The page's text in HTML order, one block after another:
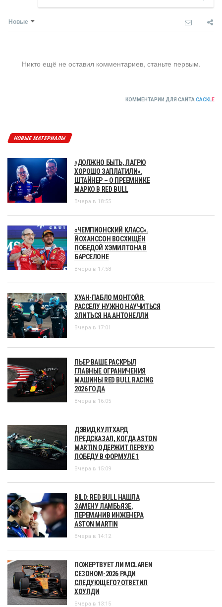
Новые
Никто ещё не оставил комментариев, станьте первым.
КОММЕНТАРИИ ДЛЯ САЙТА CACKLE
НОВЫЕ МАТЕРИАЛЫ
«ДОЛЖНО БЫТЬ, ЛАГРЮ
ХОРОШО ЗАПЛАТИЛИ».
ШТАЙНЕР – О ПРЕЕМНИКЕ
МАРКО В RED BULL
Вчера в 18:55
«ЧЕМПИОНСКИЙ КЛАСС».
ЙОХАНССОН ВОСХИЩЁН
ПОБЕДОЙ ХЭМИЛТОНА В
БАРСЕЛОНЕ
Вчера в 17:58
ХУАН-ПАБЛО МОНТОЙЯ:
РАССЕЛУ НУЖНО НАУЧИТЬСЯ
ЗЛИТЬСЯ НА АНТОНЕЛЛИ
Вчера в 17:01
ПЬЕР ВАШЕ РАСКРЫЛ
ГЛАВНЫЕ ОГРАНИЧЕНИЯ
МАШИНЫ RED BULL RACING
2026 ГОДА
Вчера в 16:05
ДЭВИД КУЛТХАРД
ПРЕДСКАЗАЛ, КОГДА ASTON
MARTIN ОДЕРЖИТ ПЕРВУЮ
ПОБЕДУ В ФОРМУЛЕ 1
Вчера в 15:09
BILD: RED BULL НАШЛА
ЗАМЕНУ ЛАМБЬЯЗЕ,
ПЕРЕМАНИВ ИНЖЕНЕРА
ASTON MARTIN
Вчера в 14:12
ПОЖЕРТВУЕТ ЛИ MCLAREN
СЕЗОНОМ-2026 РАДИ
СЛЕДУЮЩЕГО? ОТВЕТИЛ
ХОУЛДИ
Вчера в 13:15